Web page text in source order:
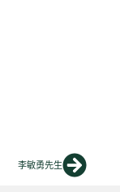
李敏勇先生下一